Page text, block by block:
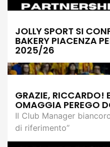
JOLLY SPORT SI
BAKERY PIACENZA
2025/26
GRAZIE, RICCARDO!
OMAGGIA PEREGO
Il Club Manager
di riferimento”